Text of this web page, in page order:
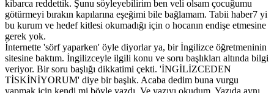
kibarca reddettik. Şunu söyleyebilirim ben veli olsam çocuğumu
götürmeyi bırakın kapılarına eşeğimi bile bağlamam. Tabii haber7 yi
bu kurum ve hedef kitlesi okumadığı için o hocanın endişe etmesine
gerek yok.
İnternette 'sörf yaparken' öyle diyorlar ya, bir İngilizce öğretmeninin
sitesine baktım. İngilizceyle ilgili konu ve soru başlıkları altında bilgi
veriyor. Bir soru başlığı dikkatimi çekti. 'İNGİLİZCEDEN
TİSKİNİYORUM' diye bir başlık. Acaba dedim buna vurgu
yapmak için kendi mi böyle yazdı. Ve yazıyı okudum. Yazıda aynı